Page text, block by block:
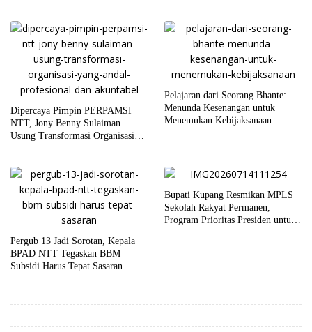
Dipercaya Pimpin PERPAMSI
NTT, Jony Benny Sulaiman
Usung Transformasi Organisasi
Pelajaran dari Seorang Bhante:
Menunda Kesenangan untuk
Menemukan Kebijaksanaan
Pergub 13 Jadi Sorotan, Kepala
BPAD NTT Tegaskan BBM
Subsidi Harus Tepat Sasaran
Bupati Kupang Resmikan MPLS
Sekolah Rakyat Permanen,
Program Prioritas Presiden untuk